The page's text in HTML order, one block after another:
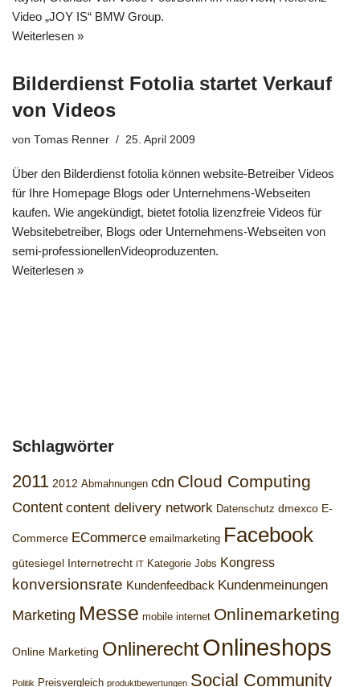
Video „JOY IS“ BMW Group.
Weiterlesen »
Bilderdienst Fotolia startet Verkauf
von Videos
von Tomas Renner 25. April 2009
Über den Bilderdienst fotolia können website-Betreiber Videos
für Ihre Homepage Blogs oder Unternehmens-Webseiten
kaufen. Wie angekündigt, bietet fotolia lizenzfreie Videos für
Websitebetreiber, Blogs oder Unternehmens-Webseiten von
semi-professionellenVideoproduzenten.
Weiterlesen »
Schlagwörter
2011 2012 Abmahnungen cdn Cloud Computing
Content content delivery network Datenschutz dmexco E-
Commerce ECommerce emailmarketing Facebook
gütesiegel Internetrecht IT Kategorie Jobs Kongress
konversionsrate Kundenfeedback Kundenmeinungen
Marketing Messe mobile internet Onlinemarketing
Online Marketing OnlinerechtOnlineshops
Politik Preisvergleich produktbewertungen Social Community